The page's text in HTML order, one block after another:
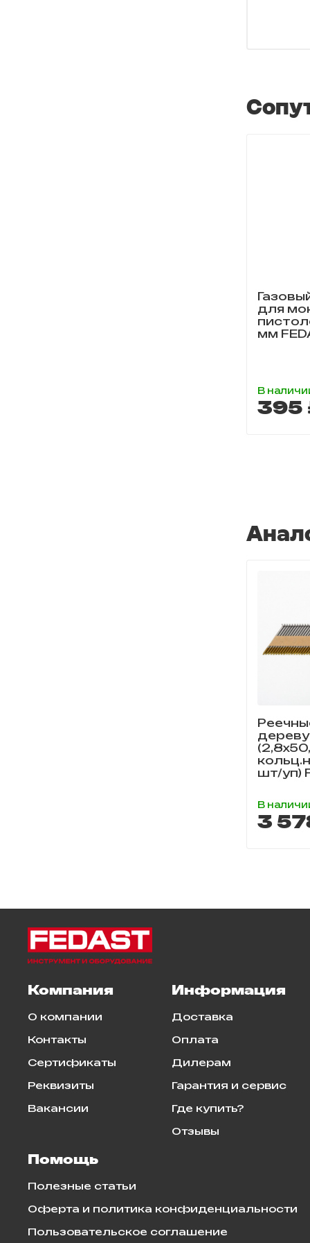
для
мм
В
395
шт/уп)
В
3
Компания
О компании
Контакты
Сертификаты
Реквизиты
Вакансии
Информация
Доставка
Оплата
Дилерам
Гарантия и сервис
Где купить?
Отзывы
Помощь
Полезные статьи
Оферта и политика конфиденциальности
Пользовательское соглашение